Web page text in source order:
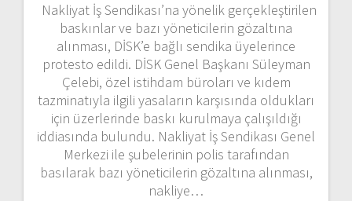
Nakliyat İş Sendikası’na yönelik gerçekleştirilen
baskınlar ve bazı yöneticilerin gözaltına
alınması, DİSK’e bağlı sendika üyelerince
protesto edildi. DİSK Genel Başkanı Süleyman
Çelebi, özel istihdam büroları ve kıdem
tazminatıyla ilgili yasaların karşısında oldukları
için üzerlerinde baskı kurulmaya çalışıldığı
iddiasında bulundu. Nakliyat İş Sendikası Genel
Merkezi ile şubelerinin polis tarafından
basılarak bazı yöneticilerin gözaltına alınması,
nakliye…